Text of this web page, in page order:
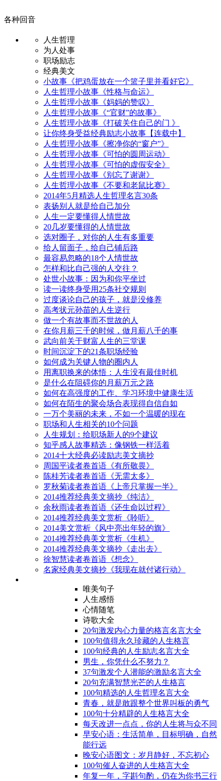
各种回音
人生哲理
为人处事
职场励志
经典美文
小故事《把鸡蛋放在一个篮子里并看好它》
人生哲理小故事《性格与命运》
人生哲理小故事《妈妈的赞叹》
人生哲理小故事《“官财”的故事》
人生哲理小故事《打破关住自己的门 》
让你终身受益经典励志小故事【连载中】
人生哲理小故事《擦净你的“窗户”》
人生哲理小故事《可怕的圆周运动》
人生哲理小故事《可怕的虚假安全》
人生哲理小故事《别忘了谢谢》
人生哲理小故事《不要和老鼠比赛》
2014年5月精选人生哲理名言30条
表扬别人就是给自己加分
人生一定要懂得人情世故
20几岁要懂得的人情世故
选对圈子，对你的人生有多重要
给人留面子，给自己铺后路
最容易忽略的18个人情世故
怎样和比自己强的人交往？
处世小故事：因为和你平坐过
读一读终身受用25条社交规则
过度谈论自己的孩子，就是没修养
高考状元孙苗的人生逆行
做一个有故事而不世故的人
在你月薪三千的时候，做月薪八千的事
武向前关于财富人生的三堂课
时间沉淀下的21条职场经验
如何成为关键人物的圈内人
用离职换来的体悟：人生没有最佳时机
是什么在阻碍你的月薪万元之路
如何在高强度的工作、学习环境中健康生活
如何在陌生的聚会场合表现得自信自如
一万个美丽的未来，不如一个温暖的现在
职场和人生相关的10个问题
人生规划：给职场新人的9个建议
知乎感人故事精选：像钢铁一样活着
2014十大经典必读励志美文摘抄
周国平读者卷首语《有所敬畏》
陈桂芳读者卷首语《无需太多》
罗秋菊读者卷首语《上帝只掌握一半》
2014推荐经典美文摘抄《纯洁》
余秋雨读者卷首语《还生命以过程》
2014推荐经典美文赏析《聆听》
2014美文赏析《风中亮出年轻的旗》
2014推荐经典美文赏析《生机》
2014推荐经典美文摘抄《走出去》
徐智慧读者卷首语《想念》
名家经典美文摘抄《我现在就付诸行动》
唯美句子
人生感悟
心情随笔
诗歌大全
20句激发内心力量的格言名言大全
100句值得永久珍藏的人生格言
100句经典的人生励志名言大全
男生，你凭什么不努力？
37句激发个人潜能的激励名言大全
20句充满智慧光芒的人生格言
100句精选的人生哲理名言大全
青春，就是敢跟整个世界叫板的勇气
100句十分精辟的人生格言大全
每天改进一点点，你的人生将与众不同
早安心语：生活简单，目标明确，自然
能行远
晚安心语图文：岁月静好，不忘初心
100句催人奋进的人生格言大全
年复一年，字斟句酌，仍在为你书三行